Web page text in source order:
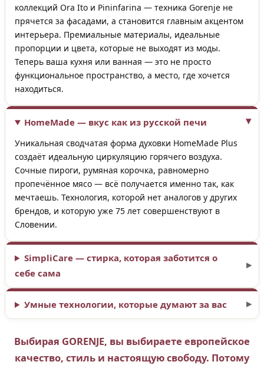
коллекций Ora Ito и Pininfarina — техника Gorenje не
прячется за фасадами, а становится главным акцентом
интерьера. Премиальные материалы, идеальные
пропорции и цвета, которые не выходят из моды.
Теперь ваша кухня или ванная — это не просто
функциональное пространство, а место, где хочется
находиться.
HomeMade — вкус как из русской печи
Уникальная сводчатая форма духовки HomeMade Plus
создаёт идеальную циркуляцию горячего воздуха.
Сочные пироги, румяная корочка, равномерно
пропечённое мясо — всё получается именно так, как
мечтаешь. Технология, которой нет аналогов у других
брендов, и которую уже 75 лет совершенствуют в
Словении.
SimpliCare — стирка, которая заботится о
себе сама
Умные технологии, которые думают за вас
Выбирая GORENJE, вы выбираете европейское
качество, стиль и настоящую свободу. Потому